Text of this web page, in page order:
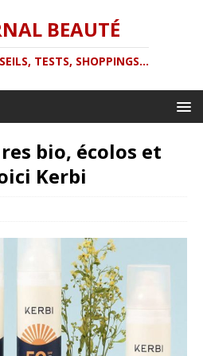
BEAUTÉ
TESTS, SHOPPINGS...
bio, écolos et
Kerbi